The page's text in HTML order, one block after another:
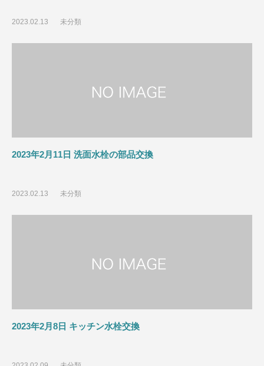
2023.02.13 未分類
2023年2月11日 洗面水栓の部品交換
2023.02.13 未分類
2023年2月8日 キッチン水栓交換